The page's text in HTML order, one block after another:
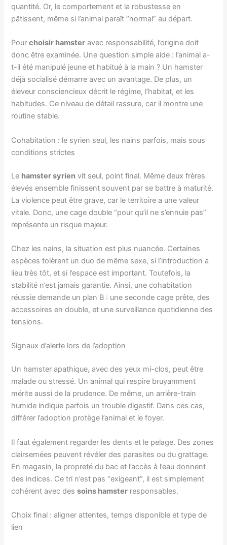
quantité. Or, le comportement et la robustesse en
pâtissent, même si l’animal paraît “normal” au départ.
Pourchoisir hamster avec responsabilité, l’origine doit
donc être examinée. Une question simple aide : l’animal a-
t-il été manipulé jeune et habitué à la main ? Un hamster
déjà socialisé démarre avec un avantage. De plus, un
éleveur consciencieux décrit le régime, l’habitat, et les
habitudes. Ce niveau de détail rassure, car il montre une
routine stable.
Cohabitation : le syrien seul, les nains parfois, mais sous
conditions strictes
Le hamster syrien vit seul, point final. Même deux frères
élevés ensemble finissent souvent par se battre à maturité.
La violence peut être grave, car le territoire a une valeur
vitale. Donc, une cage double “pour qu’il ne s’ennuie pas”
représente un risque majeur.
Chez les nains, la situation est plus nuancée. Certaines
espèces tolèrent un duo de même sexe, si l’introduction a
lieu très tôt, et si l’espace est important. Toutefois, la
stabilité n’est jamais garantie. Ainsi, une cohabitation
réussie demande un plan B : une seconde cage prête, des
accessoires en double, et une surveillance quotidienne des
tensions.
Signaux d’alerte lors de l’adoption
Un hamster apathique, avec des yeux mi-clos, peut être
malade ou stressé. Un animal qui respire bruyamment
mérite aussi de la prudence. De même, un arrière-train
humide indique parfois un trouble digestif. Dans ces cas,
différer l’adoption protège l’animal et le foyer.
Il faut également regarder les dents et le pelage. Des zones
clairsemées peuvent révéler des parasites ou du grattage.
En magasin, la propreté du bac et l’accès à l’eau donnent
des indices. Ce tri n’est pas “exigeant”, il est simplement
cohérent avec dessoins hamster responsables.
Choix final : aligner attentes, temps disponible et type de
lien